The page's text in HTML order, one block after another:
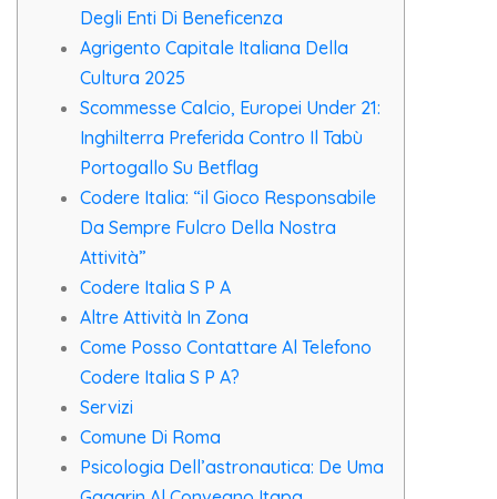
Degli Enti Di Beneficenza
Agrigento Capitale Italiana Della
Cultura 2025
Scommesse Calcio, Europei Under 21:
Inghilterra Preferida Contro Il Tabù
Portogallo Su Betflag
Codere Italia: “il Gioco Responsabile
Da Sempre Fulcro Della Nostra
Attività”
Codere Italia S P A
Altre Attività In Zona
Come Posso Contattare Al Telefono
Codere Italia S P A?
Servizi
Comune Di Roma
Psicologia Dell’astronautica: De Uma